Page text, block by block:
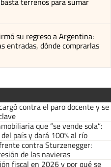
su regreso a Argentina:
entradas, dónde comprarlas
contra el paro docente y se
que “se vende sola”:
país y dará 100% al río
contra Sturzenegger:
de las navieras
fiscal en 2026 y por qué se